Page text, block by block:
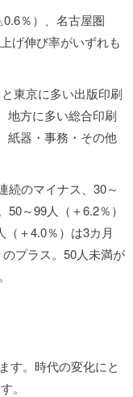
％）、名古屋圏
げ伸び率がいずれも
東京に多い出版印刷
地方に多い総合印刷
紙器・事務・その他
続のマイナス、30～
～99人（＋6.2％）
＋4.0％）は3カ月
プラス。50人未満が
す。時代の変化にと
。